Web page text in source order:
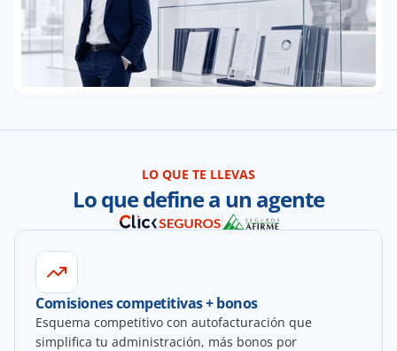
LO QUE TE LLEVAS
Lo que define a un agente
Comisiones competitivas + bonos
Esquema competitivo con autofacturación que
simplifica tu administración, más bonos por